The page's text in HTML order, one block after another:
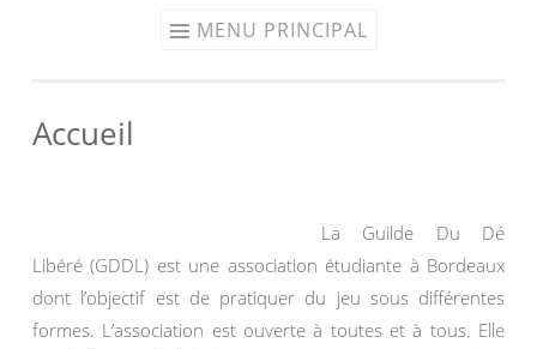
MENU PRINCIPAL
Accueil
La Guilde Du Dé
Libéré (GDDL) est une association étudiante à Bordeaux
dont l’objectif est de pratiquer du jeu sous différentes
formes. L’association est ouverte à toutes et à tous. Elle